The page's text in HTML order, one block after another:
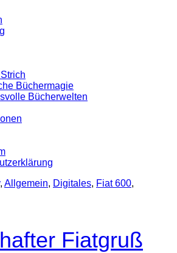
Büchermagie
Bücherwelten
, Allgemein, Digitales, Fiat 600,
Fiatgruß